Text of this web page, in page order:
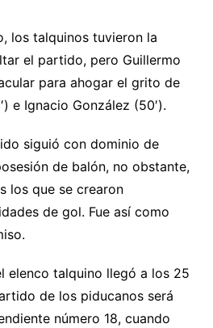
los talquinos tuvieron la
el partido, pero Guillermo
para ahogar el grito de
e Ignacio González (50′).
siguió con dominio de
de balón, no obstante,
los que se crearon
de gol. Fue así como
elenco talquino llegó a los 25
de los piducanos será
número 18, cuando